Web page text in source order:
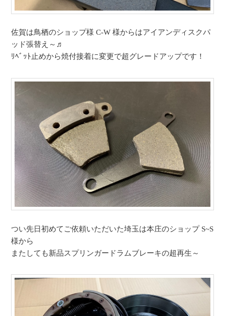
佐賀は鳥栖のショップ様 C-W 様からはアイアンディスクパ
ッド張替え～♬
ﾘﾍﾞｯﾄ止めから焼付接着に変更で超グレードアップです！
つい先日初めてご依頼いただいた埼玉は本庄のショップ S~S
様から
またしても新品スプリンガードラムブレーキの超再生～